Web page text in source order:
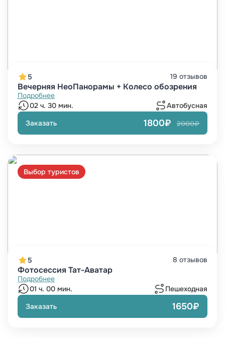
5 19 отзывов
Вечерняя НеоПанорамы + Колесо обозрения
Подробнее
02 ч. 30 мин.
Автобусная
Заказать
1800₽ 2000₽
Выбор туристов
5 8 отзывов
Фотосессия Тат-Аватар
Подробнее
01 ч. 00 мин.
Пешеходная
Заказать
1650₽